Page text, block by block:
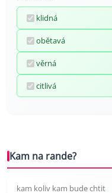
klidná
obětavá
věrná
citlivá
Kam na rande?
kam koliv kam bude chtit